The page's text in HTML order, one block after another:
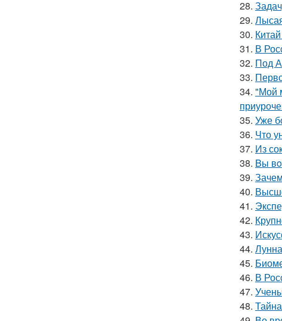
28.
29.
30.
31. В
32. Под
33.
34. "Мой
35. Уже
36. Что
37. Из
38. Bы
39.
40.
41.
42.
43.
44.
45.
46. В
47.
48.